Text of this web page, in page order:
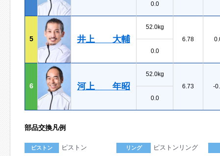
0.0
5 井上 大輔
52.0kg
6.78
0.0
6 河上 年昭
52.0kg
6.73
-
0.0
部品交換凡例
ピストン ピストン リング ピストンリング